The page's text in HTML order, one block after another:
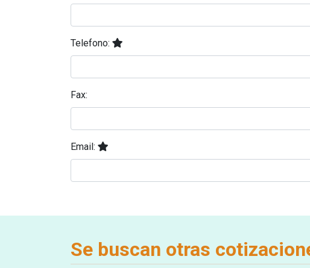
Telefono:
Fax:
Email:
Se buscan otras